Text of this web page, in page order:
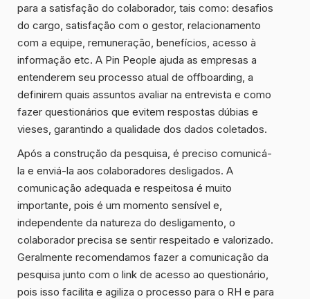
para a satisfação do colaborador, tais como: desafios
do cargo, satisfação com o gestor, relacionamento
com a equipe, remuneração, benefícios, acesso à
informação etc. A Pin People ajuda as empresas a
entenderem seu processo atual de offboarding, a
definirem quais assuntos avaliar na entrevista e como
fazer questionários que evitem respostas dúbias e
vieses, garantindo a qualidade dos dados coletados.
Após a construção da pesquisa, é preciso comunicá-
la e enviá-la aos colaboradores desligados. A
comunicação adequada e respeitosa é muito
importante, pois é um momento sensível e,
independente da natureza do desligamento, o
colaborador precisa se sentir respeitado e valorizado.
Geralmente recomendamos fazer a comunicação da
pesquisa junto com o link de acesso ao questionário,
pois isso facilita e agiliza o processo para o RH e para